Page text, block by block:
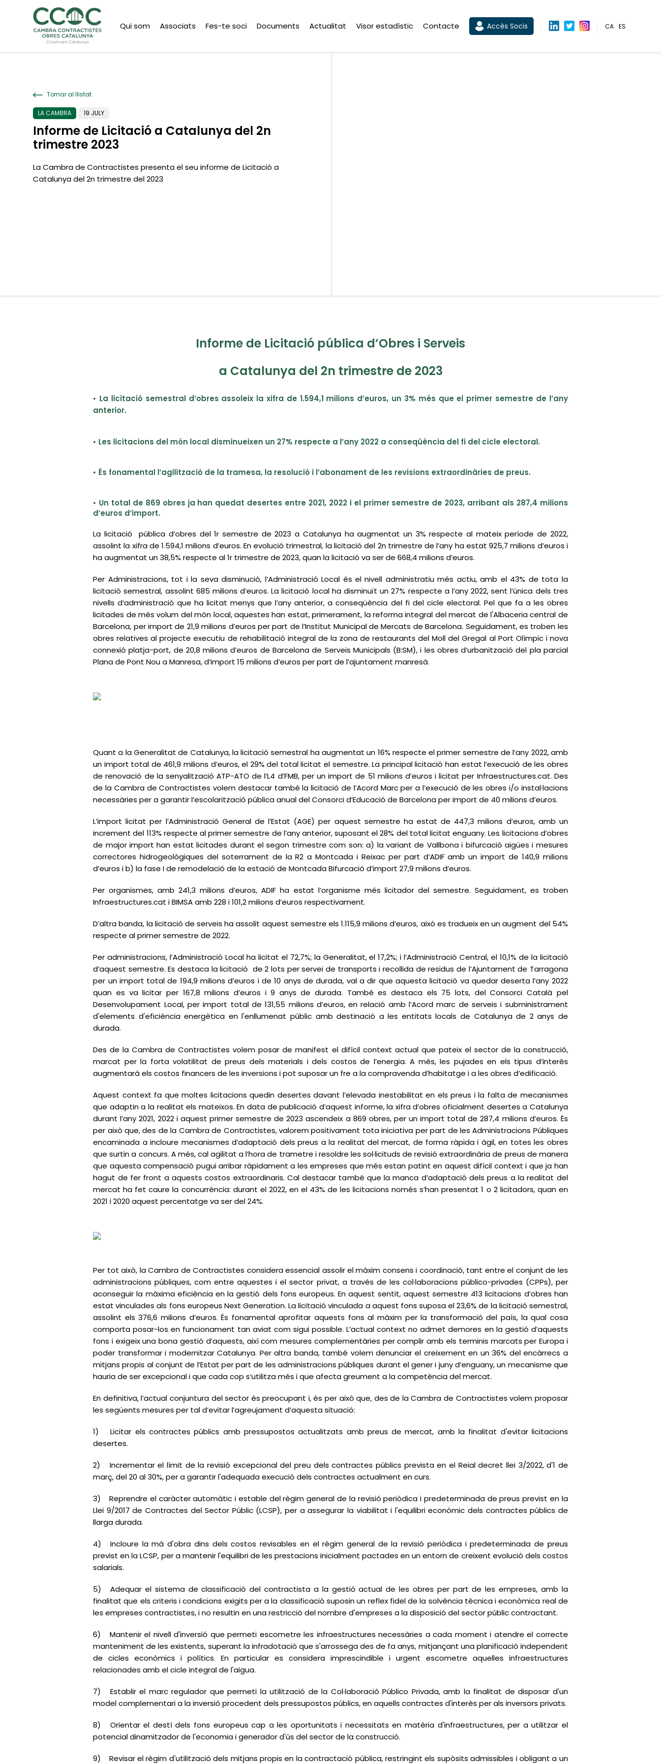
Qui som Associats Fes-te soci Documents Actualitat Visor estadístic Contacte Accès Socis CA ES
Tornar al llistat
LA CAMBRA 19 JULY
Informe de Licitació a Catalunya del 2n
trimestre 2023
La Cambra de Contractistes presenta el seu informe de Licitació a
Catalunya del 2n trimestre del 2023
Informe de Licitació pública d’Obres i Serveis
a Catalunya del 2n trimestre de 2023
• La licitació semestral d’obres assoleix la xifra de 1.594,1 milions d’euros, un 3% més que el primer semestre de l’any
anterior.
• Les licitacions del món local disminueixen un 27% respecte a l’any 2022 a conseqüència del fi del cicle electoral.
• És fonamental l’agilització de la tramesa, la resolució i l’abonament de les revisions extraordinàries de preus.
• Un total de 869 obres ja han quedat desertes entre 2021, 2022 i el primer semestre de 2023, arribant als 287,4 milions
d’euros d’import.
La licitació pública d’obres del 1r semestre de 2023 a Catalunya ha augmentat un 3% respecte al mateix període de 2022,
assolint la xifra de 1.594,1 milions d’euros. En evolució trimestral, la licitació del 2n trimestre de l’any ha estat 925,7 milions d’euros i
ha augmentat un 38,5% respecte al 1r trimestre de 2023, quan la licitació va ser de 668,4 milions d’euros.
Per Administracions, tot i la seva disminució, l’Administració Local és el nivell administratiu més actiu, amb el 43% de tota la
licitació semestral, assolint 685 milions d’euros. La licitació local ha disminuït un 27% respecte a l’any 2022, sent l’única dels tres
nivells d’administració que ha licitat menys que l’any anterior, a conseqüència del fi del cicle electoral. Pel que fa a les obres
licitades de més volum del món local, aquestes han estat, primerament, la reforma integral del mercat de l'Albaceria central de
Barcelona, per import de 21,9 milions d’euros per part de l’Institut Municipal de Mercats de Barcelona. Seguidament, es troben les
obres relatives al projecte executiu de rehabilitació integral de la zona de restaurants del Moll del Gregal al Port Olímpic i nova
connexió platja-port, de 20,8 milions d’euros de Barcelona de Serveis Municipals (B:SM), i les obres d’urbanització del pla parcial
Plana de Pont Nou a Manresa, d’import 15 milions d’euros per part de l’ajuntament manresà.
Quant a la Generalitat de Catalunya, la licitació semestral ha augmentat un 16% respecte el primer semestre de l’any 2022, amb
un import total de 461,9 milions d’euros, el 29% del total licitat el semestre. La principal licitació han estat l’execució de les obres
de renovació de la senyalització ATP-ATO de l’L4 d’FMB, per un import de 51 milions d’euros i licitat per Infraestructures.cat. Des
de la Cambra de Contractistes volem destacar també la licitació de l’Acord Marc per a l’execució de les obres i/o instal·lacions
necessàries per a garantir l’escolarització pública anual del Consorci d’Educació de Barcelona per import de 40 milions d’euros.
L’import licitat per l’Administració General de l’Estat (AGE) per aquest semestre ha estat de 447,3 milions d’euros, amb un
increment del 113% respecte al primer semestre de l’any anterior, suposant el 28% del total licitat enguany. Les licitacions d’obres
de major import han estat licitades durant el segon trimestre com son: a) la variant de Vallbona i bifurcació aigües i mesures
correctores hidrogeològiques del soterrament de la R2 a Montcada i Reixac per part d’ADIF amb un import de 140,9 milions
d’euros i b) la fase I de remodelació de la estació de Montcada Bifurcació d’import 27,9 milions d’euros.
Per organismes, amb 241,3 milions d’euros, ADIF ha estat l’organisme més licitador del semestre. Seguidament, es troben
Infraestructures.cat i BIMSA amb 228 i 101,2 milions d’euros respectivament.
D’altra banda, la licitació de serveis ha assolit aquest semestre els 1.115,9 milions d’euros, això es tradueix en un augment del 54%
respecte al primer semestre de 2022.
Per administracions, l’Administració Local ha licitat el 72,7%; la Generalitat, el 17,2%; i l’Administració Central, el 10,1% de la licitació
d’aquest semestre. Es destaca la licitació de 2 lots per servei de transports i recollida de residus de l’Ajuntament de Tarragona
per un import total de 194,9 milions d’euros i de 10 anys de durada, val a dir que aquesta licitació va quedar deserta l’any 2022
quan es va licitar per 167,8 milions d’euros i 9 anys de durada. També es destaca els 75 lots, del Consorci Català pel
Desenvolupament Local, per import total de 131,55 milions d’euros, en relació amb l’Acord marc de serveis i subministrament
d'elements d'eficiència energètica en l'enllumenat públic amb destinació a les entitats locals de Catalunya de 2 anys de
durada.
Des de la Cambra de Contractistes volem posar de manifest el difícil context actual que pateix el sector de la construcció,
marcat per la forta volatilitat de preus dels materials i dels costos de l’energia. A més, les pujades en els tipus d’interès
augmentarà els costos financers de les inversions i pot suposar un fre a la compravenda d’habitatge i a les obres d’edificació.
Aquest context fa que moltes licitacions quedin desertes davant l’elevada inestabilitat en els preus i la falta de mecanismes
que adaptin a la realitat els mateixos. En data de publicació d’aquest informe, la xifra d’obres oficialment desertes a Catalunya
durant l’any 2021, 2022 i aquest primer semestre de 2023 ascendeix a 869 obres, per un import total de 287,4 milions d’euros. És
per això que, des de la Cambra de Contractistes, valorem positivament tota iniciativa per part de les Administracions Públiques
encaminada a incloure mecanismes d’adaptació dels preus a la realitat del mercat, de forma ràpida i àgil, en totes les obres
que surtin a concurs. A més, cal agilitat a l’hora de trametre i resoldre les sol·licituds de revisió extraordinària de preus de manera
que aquesta compensació pugui arribar ràpidament a les empreses que més estan patint en aquest difícil context i que ja han
hagut de fer front a aquests costos extraordinaris. Cal destacar també que la manca d’adaptació dels preus a la realitat del
mercat ha fet caure la concurrència: durant el 2022, en el 43% de les licitacions només s’han presentat 1 o 2 licitadors, quan en
2021 i 2020 aquest percentatge va ser del 24%.
Per tot això, la Cambra de Contractistes considera essencial assolir el màxim consens i coordinació, tant entre el conjunt de les
administracions públiques, com entre aquestes i el sector privat, a través de les col·laboracions público-privades (CPPs), per
aconseguir la màxima eficiència en la gestió dels fons europeus. En aquest sentit, aquest semestre 413 licitacions d’obres han
estat vinculades als fons europeus Next Generation. La licitació vinculada a aquest fons suposa el 23,6% de la licitació semestral,
assolint els 376,6 milions d’euros. És fonamental aprofitar aquests fons al màxim per la transformació del país, la qual cosa
comporta posar-los en funcionament tan aviat com sigui possible. L’actual context no admet demores en la gestió d’aquests
fons i exigeix una bona gestió d’aquests, així com mesures complementàries per complir amb els terminis marcats per Europa i
poder transformar i modernitzar Catalunya. Per altra banda, també volem denunciar el creixement en un 36% del encàrrecs a
mitjans propis al conjunt de l’Estat per part de les administracions públiques durant el gener i juny d’enguany, un mecanisme que
hauria de ser excepcional i que cada cop s’utilitza més i que afecta greument a la competència del mercat.
En definitiva, l’actual conjuntura del sector és preocupant i, és per això que, des de la Cambra de Contractistes volem proposar
les següents mesures per tal d’evitar l’agreujament d’aquesta situació:
1)
Licitar els contractes públics amb pressupostos actualitzats amb preus de mercat, amb la finalitat d'evitar licitacions
desertes.
2)
Incrementar el límit de la revisió excepcional del preu dels contractes públics prevista en el Reial decret llei 3/2022, d'1 de
març, del 20 al 30%, per a garantir l'adequada execució dels contractes actualment en curs.
3)
Reprendre el caràcter automàtic i estable del règim general de la revisió periòdica i predeterminada de preus previst en la
Llei 9/2017 de Contractes del Sector Públic (LCSP), per a assegurar la viabilitat i l'equilibri econòmic dels contractes públics de
llarga durada.
4)
Incloure la mà d'obra dins dels costos revisables en el règim general de la revisió periòdica i predeterminada de preus
previst en la LCSP, per a mantenir l'equilibri de les prestacions inicialment pactades en un entorn de creixent evolució dels costos
salarials.
5)
Adequar el sistema de classificació del contractista a la gestió actual de les obres per part de les empreses, amb la
finalitat que els criteris i condicions exigits per a la classificació suposin un reflex fidel de la solvència tècnica i econòmica real de
les empreses contractistes, i no resultin en una restricció del nombre d'empreses a la disposició del sector públic contractant.
6)
Mantenir el nivell d'inversió que permeti escometre les infraestructures necessàries a cada moment i atendre el correcte
manteniment de les existents, superant la infradotació que s'arrossega des de fa anys, mitjançant una planificació independent
de cicles econòmics i polítics. En particular es considera imprescindible i urgent escometre aquelles infraestructures
relacionades amb el cicle integral de l'aigua.
7)
Establir el marc regulador que permeti la utilització de la Col·laboració Público Privada, amb la finalitat de disposar d'un
model complementari a la inversió procedent dels pressupostos públics, en aquells contractes d'interès per als inversors privats.
8)
Orientar el destí dels fons europeus cap a les oportunitats i necessitats en matèria d'infraestructures, per a utilitzar el
potencial dinamitzador de l'economia i generador d'ús del sector de la construcció.
9) Revisar el règim d'utilització dels mitjans propis en la contractació pública, restringint els supòsits admissibles i obligant a un